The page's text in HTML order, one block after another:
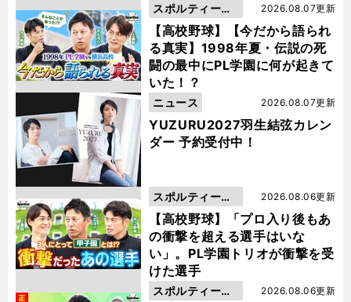
【高校野球】【今だから語られ
る真実】1998年夏・伝説の死
闘の最中にPL学園に何が起きて
いた！？
2026.08.07更新
スポルティーバ
動画
YUZURU2027羽生結弦カレン
ダー 予約受付中！
2026.08.07更新
ニュース
【高校野球】「プロ入り後もあ
の衝撃を超える選手はいな
い」。PL学園トリオが衝撃を受
けた選手
2026.08.06更新
スポルティーバ
動画
2026.08.06更新
スポルティーバ